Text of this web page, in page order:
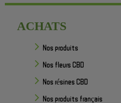
ACHATS
Nos produits
Nos fleurs CBD
Nos résines CBD
Nos produits français